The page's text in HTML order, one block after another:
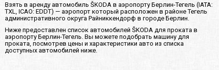
Взять в аренду автомобиль ŠKODA в аэропорту Берлин-Тегель (IATA:
TXL, ICAO: EDDT) — аэропорт который расположен в районе Тегель
административного округа Райниккендорф в городе Берлин.
Ниже предоставлен список автомобилей ŠKODA для проката в
аэропорту Берлин-Тегель. Вы можете подобрать машину для
проката, посмотрев цены и характеристики авто из списка
доступных автомобилей ниже.